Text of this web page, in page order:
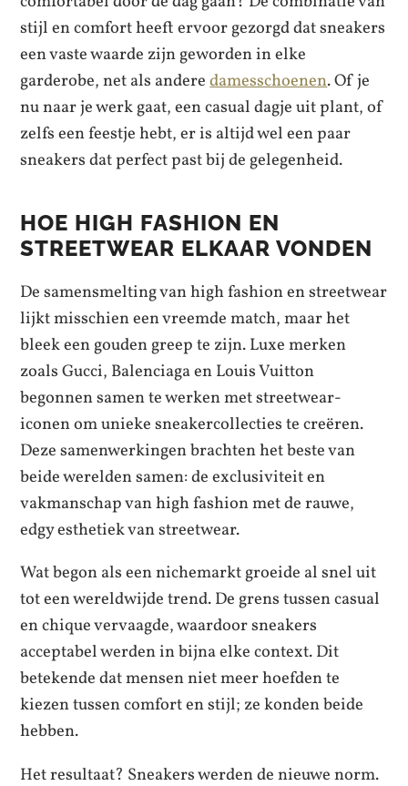
stijl en comfort heeft ervoor gezorgd dat sneakers
een vaste waarde zijn geworden in elke
garderobe, net als anderedamesschoenen. Of je
nu naar je werk gaat, een casual dagje uit plant, of
zelfs een feestje hebt, er is altijd wel een paar
sneakers dat perfect past bij de gelegenheid.
HOE HIGH FASHION EN
STREETWEAR ELKAAR VONDEN
De samensmelting van high fashion en streetwear
lijkt misschien een vreemde match, maar het
bleek een gouden greep te zijn. Luxe merken
zoals Gucci, Balenciaga en Louis Vuitton
begonnen samen te werken met streetwear-
iconen om unieke sneakercollecties te creëren.
Deze samenwerkingen brachten het beste van
beide werelden samen: de exclusiviteit en
vakmanschap van high fashion met de rauwe,
edgy esthetiek van streetwear.
Wat begon als een nichemarkt groeide al snel uit
tot een wereldwijde trend. De grens tussen casual
en chique vervaagde, waardoor sneakers
acceptabel werden in bijna elke context. Dit
betekende dat mensen niet meer hoefden te
kiezen tussen comfort en stijl; ze konden beide
hebben.
Het resultaat? Sneakers werden de nieuwe norm.